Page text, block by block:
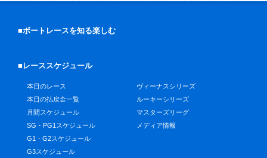
■ボートレースを知る楽しむ
■レーススケジュール
本日のレース
本日の払戻金一覧
月間スケジュール
SG・PG1スケジュール
G1・G2スケジュール
G3スケジュール
ヴィーナスシリーズ
ルーキーシリーズ
マスターズリーグ
メディア情報